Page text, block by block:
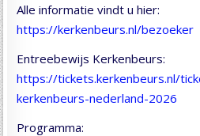
Alle informatie vindt u hier:
https://kerkenbeurs.nl/bezoeker
Entreebewijs Kerkenbeurs:
https://tickets.kerkenbeurs.nl/
kerkenbeurs-nederland-2026
Programma: